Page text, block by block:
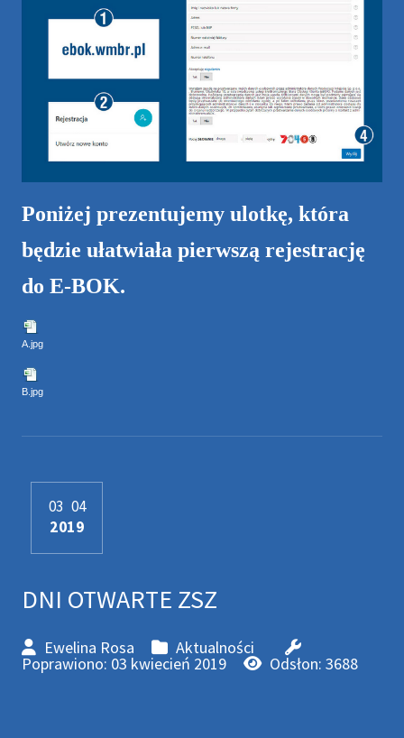
Poniżej prezentujemy ulotkę, która
będzie ułatwiała pierwszą rejestrację
do E-BOK.
A.jpg
B.jpg
DNI OTWARTE ZSZ
Ewelina Rosa Aktualności
03 04
2019
Poprawiono: 03 kwiecień 2019 Odsłon: 3688